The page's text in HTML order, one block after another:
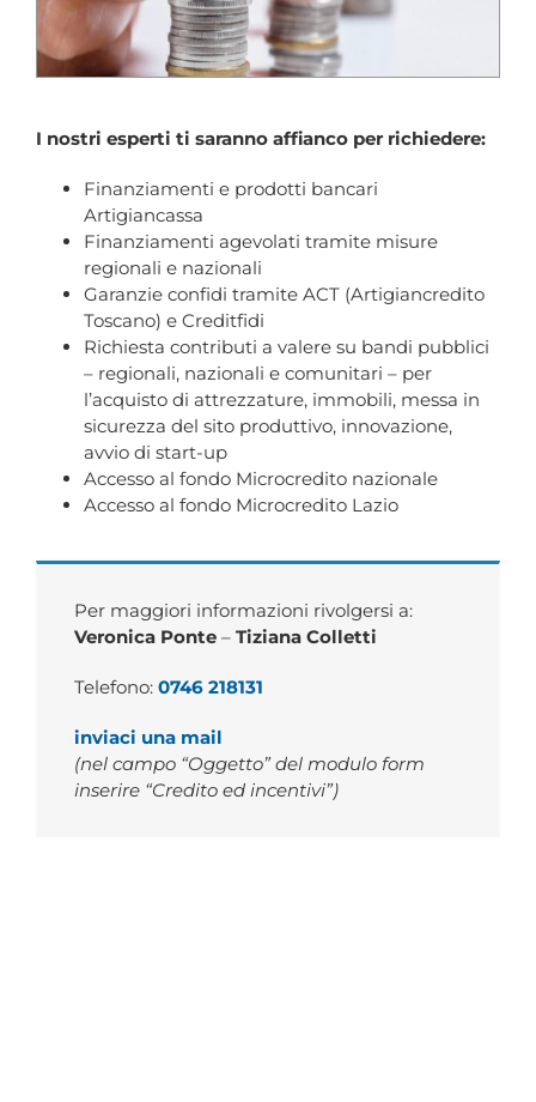
I nostri esperti ti saranno affianco per richiedere:
Finanziamenti e prodotti bancari
Artigiancassa
Finanziamenti agevolati tramite misure
regionali e nazionali
Garanzie confidi tramite ACT (Artigiancredito
Toscano) e Creditfidi
Richiesta contributi a valere su bandi pubblici
– regionali, nazionali e comunitari – per
l’acquisto di attrezzature, immobili, messa in
sicurezza del sito produttivo, innovazione,
avvio di start-up
Accesso al fondo Microcredito nazionale
Accesso al fondo Microcredito Lazio
Per maggiori informazioni rivolgersi a:
Veronica Ponte – Tiziana Colletti
Telefono: 0746 218131
inviaci una mail
(nel campo “Oggetto” del modulo form
inserire “Credito ed incentivi”)